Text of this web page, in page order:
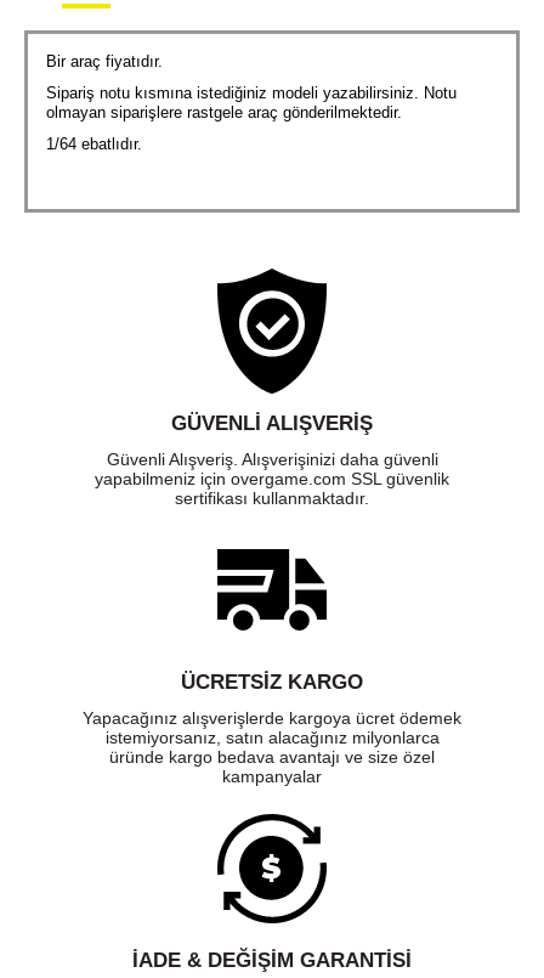
Bir araç fiyatıdır.
Sipariş notu kısmına istediğiniz modeli yazabilirsiniz. Notu
olmayan siparişlere rastgele araç gönderilmektedir.
1/64 ebatlıdır.
GÜVENLI ALIŞVERIŞ
Güvenli Alışveriş. Alışverişinizi daha güvenli
yapabilmeniz için overgame.com SSL güvenlik
sertifikası kullanmaktadır.
ÜCRETSIZ KARGO
Yapacağınız alışverişlerde kargoya ücret ödemek
istemiyorsanız, satın alacağınız milyonlarca
üründe kargo bedava avantajı ve size özel
kampanyalar
İADE & DEĞİŞİM GARANTİSİ